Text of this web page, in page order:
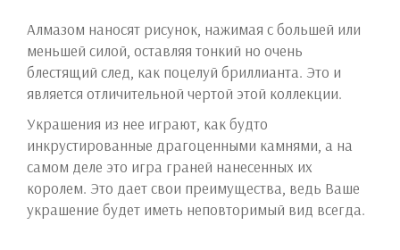
Алмазом наносят рисунок, нажимая с большей или
меньшей силой, оставляя тонкий но очень
блестящий след, как поцелуй бриллианта. Это и
является отличительной чертой этой коллекции.
Украшения из нее играют, как будто
инкрустированные драгоценными камнями, а на
самом деле это игра граней нанесенных их
королем. Это дает свои преимущества, ведь Ваше
украшение будет иметь неповторимый вид всегда.